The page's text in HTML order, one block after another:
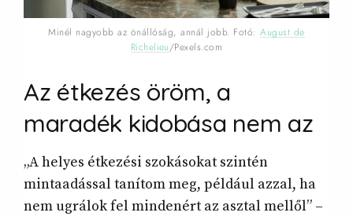
Minél nagyobb az önállóság, annál jobb. Fotó:August de
Richelieu/Pexels.com
Az étkezés öröm, a
maradék kidobása nem az
„A helyes étkezési szokásokat szintén
mintaadással tanítom meg, például azzal, ha
nem ugrálok fel mindenért az asztal mellől” –